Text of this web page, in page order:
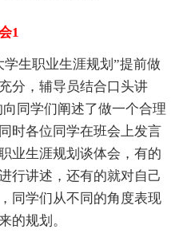
1
生职业生涯规划”提前做
分，辅导员结合口头讲
同学们阐述了做一个合理
时各位同学在班会上发言
业生涯规划谈体会，有的
行讲述，还有的就对自己
同学们从不同的角度表现
的规划。